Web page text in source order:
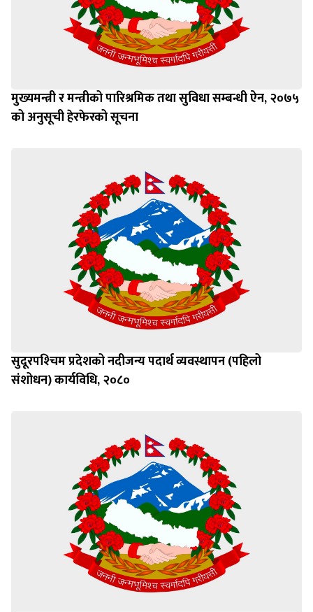
मुख्यमन्त्री र मन्त्रीको पारिश्रमिक तथा सुविधा सम्बन्धी ऐन, २०७५
को अनुसूची हेरफेरको सूचना
सुदूरपश्‍चिम प्रदेशको नदीजन्य पदार्थ व्यवस्थापन (पहिलो
संशोधन) कार्यविधि, २०८०